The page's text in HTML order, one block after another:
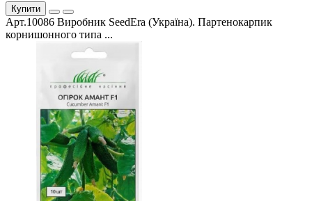
Купити
Арт.10086 Виробник SeedEra (Україна). Партенокарпик
корнишонного типа ...